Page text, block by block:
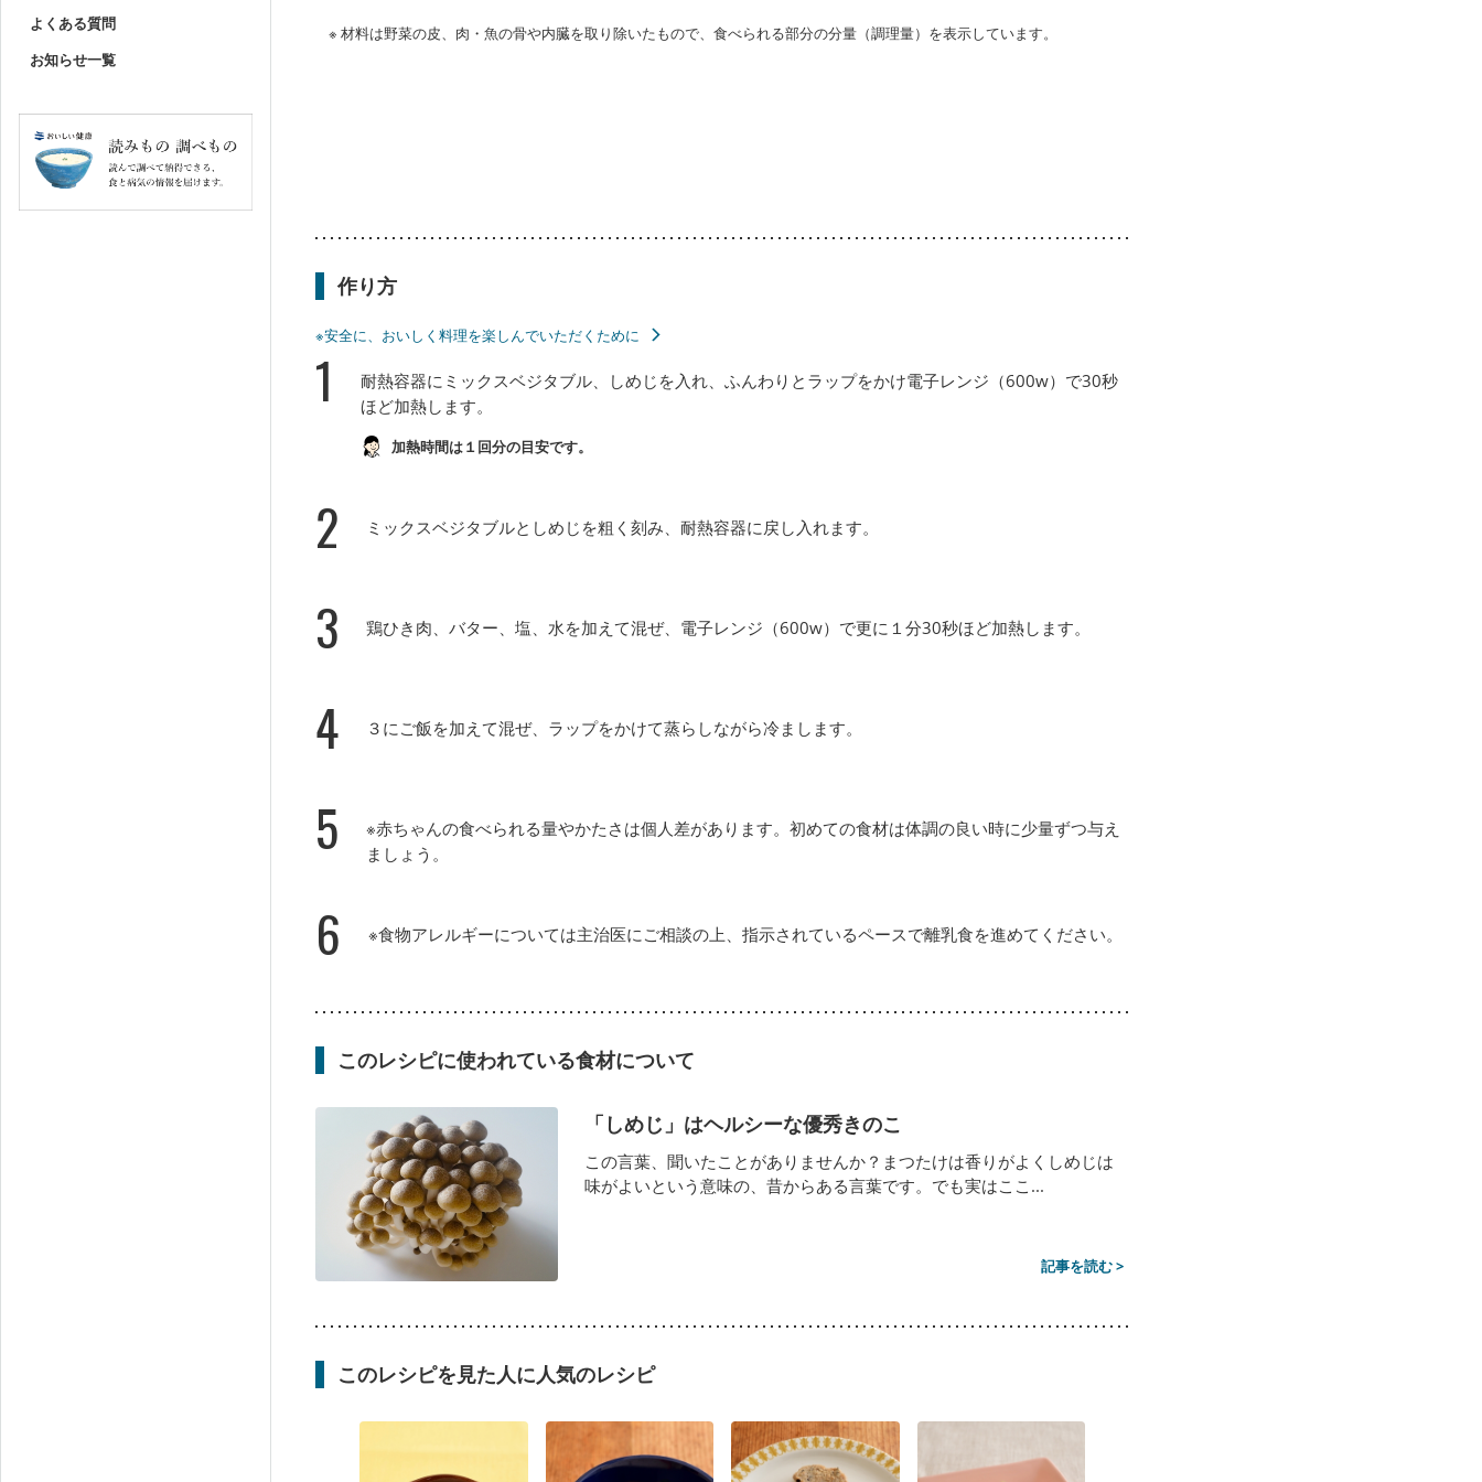
よくある質問
お知らせ一覧
※ 材料は野菜の皮、肉・魚の骨や内臓を取り除いたもので、食べられる部分の分量（調理量）を表示しています。
作り方
※安全に、おいしく料理を楽しんでいただくために
1
耐熱容器にミックスベジタブル、しめじを入れ、ふんわりとラップをかけ電子レンジ（600w）で30秒
ほど加熱します。
加熱時間は１回分の目安です。
2 ミックスベジタブルとしめじを粗く刻み、耐熱容器に戻し入れます。
3 鶏ひき肉、バター、塩、水を加えて混ぜ、電子レンジ（600w）で更に１分30秒ほど加熱します。
4 ３にご飯を加えて混ぜ、ラップをかけて蒸らしながら冷まします。
5
※赤ちゃんの食べられる量やかたさは個人差があります。初めての食材は体調の良い時に少量ずつ与え
ましょう。
6 ※食物アレルギーについては主治医にご相談の上、指示されているペースで離乳食を進めてください。
このレシピに使われている食材について
「しめじ」はヘルシーな優秀きのこ
この言葉、聞いたことがありませんか？まつたけは香りがよくしめじは
味がよいという意味の、昔からある言葉です。でも実はここ...
記事を読む >
このレシピを見た人に人気のレシピ